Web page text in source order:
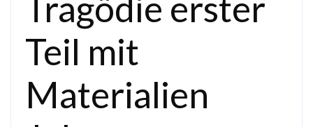
Teil mit
Materialien